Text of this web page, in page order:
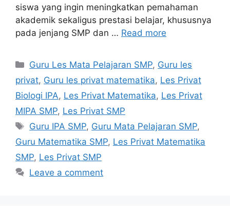
siswa yang ingin meningkatkan pemahaman
akademik sekaligus prestasi belajar, khususnya
pada jenjang SMP dan … Read more
Categories
Guru Les Mata Pelajaran SMP, Guru les
privat, Guru les privat matematika, Les Privat
Biologi IPA, Les Privat Matematika, Les Privat
MIPA SMP, Les Privat SMP
Tags
Guru IPA SMP, Guru Mata Pelajaran SMP,
Guru Matematika SMP, Les Privat Matematika
SMP, Les Privat SMP
Leave a comment